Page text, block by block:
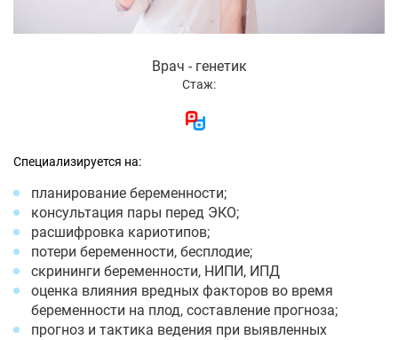
Врач - генетик
Стаж:
Специализируется на:
планирование беременности;
консультация пары перед ЭКО;
расшифровка кариотипов;
потери беременности, бесплодие;
скрининги беременности, НИПИ, ИПД
оценка влияния вредных факторов во время
беременности на плод, составление прогноза;
прогноз и тактика ведения при выявленных